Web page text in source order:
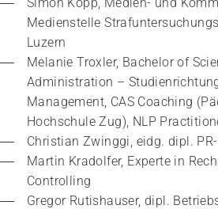
Medienstelle
Luzern
Melanie Troxler, Bachelor of
Administration –
Management, CAS Coaching
Hochschule Zug), NLP
Christian Zwinggi, eidg. dipl.
Martin Kradolfer, Experte in
Controlling
Gregor Rutishauser, dipl.